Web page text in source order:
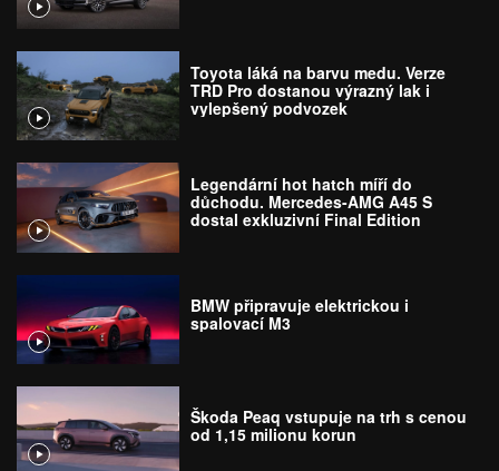
Toyota láká na barvu medu. Verze
TRD Pro dostanou výrazný lak i
vylepšený podvozek
Legendární hot hatch míří do
důchodu. Mercedes-AMG A45 S
dostal exkluzivní Final Edition
BMW připravuje elektrickou i
spalovací M3
Škoda Peaq vstupuje na trh s cenou
od 1,15 milionu korun